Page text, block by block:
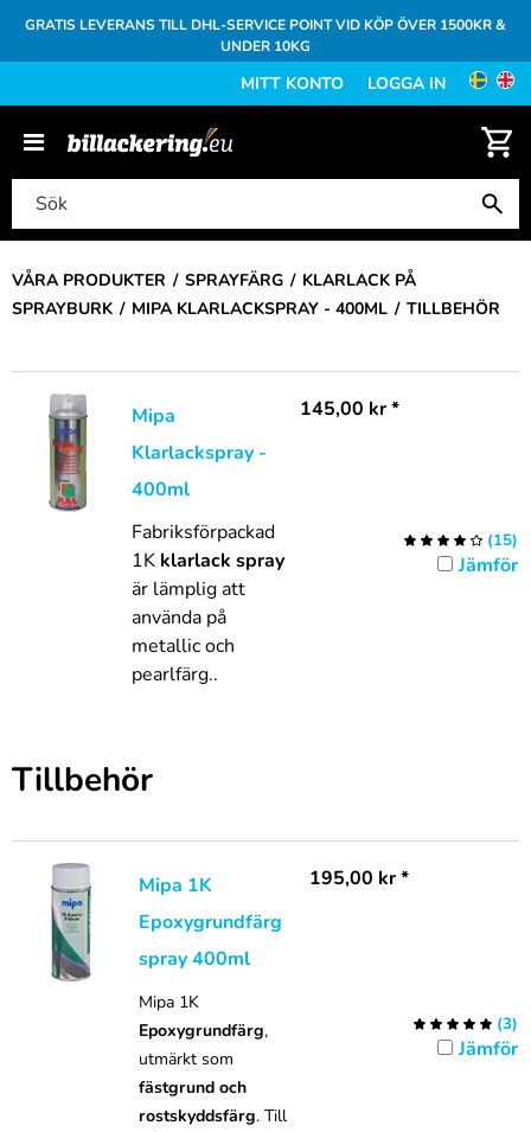
GRATIS LEVERANS TILL DHL-SERVICE POINT VID KÖP ÖVER 1500KR &
UNDER 10KG
MITT KONTO LOGGA IN
VÅRA PRODUKTER SPRAYFÄRG
KLARLACK PÅ
SPRAYBURK
MIPA KLARLACKSPRAY - 400ML TILLBEHÖR
Mipa
Klarlackspray -
400ml
Fabriksförpackad
1K klarlack spray
är lämplig att
använda på
metallic och
pearlfärg..
145,00 kr*
(15)
Jämför
Tillbehör
Mipa 1K
Epoxygrundfärg
spray 400ml
Mipa 1K
Epoxygrundfärg,
utmärkt som
fästgrund och
rostskyddsfärg. Till
195,00 kr*
(3)
Jämför